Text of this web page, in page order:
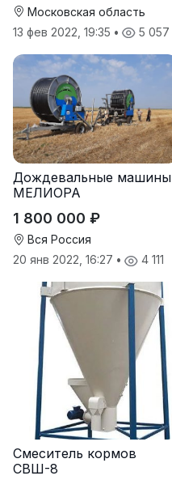
Московская область
13 фев 2022, 19:35 • 5 057
Дождевальные машины
МЕЛИОРА
1 800 000 ₽
Вся Россия
20 янв 2022, 16:27 • 4 111
Смеситель кормов
СВШ-8